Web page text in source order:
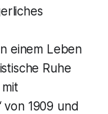
einem Leben
Ruhe
von 1909 und